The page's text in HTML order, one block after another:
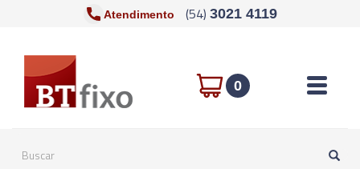
Atendimento (54) 3021 4119
0 Toggle